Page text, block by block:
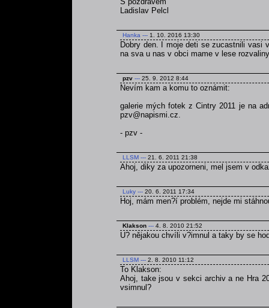
Ladislav Pelcl
Hanka --- 1. 10. 2016 13:30
Dobry den. I moje deti se zucastnili vasi
na sva u nas v obci mame v lese
pzv --- 25. 9. 2012 8:44
Nevím kam a komu to oznámit:
galerie mých fotek z Cintry 2011 je na
pzv@napismi.cz.
- pzv -
LLSM --- 21. 6. 2011 21:38
Ahoj, diky za upozorneni, mel jsem v
Luky --- 20. 6. 2011 17:34
Hoj, mám men?í problém, nejde mi
Klakson --- 4. 8. 2010 21:52
U? nějakou chvíli v?imnul a taky by se
LLSM --- 2. 8. 2010 11:12
To Klakson:
Ahoj, take jsou v sekci archiv a ne Hra
vsimnul?